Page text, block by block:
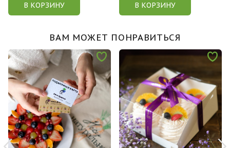
В КОРЗИНУ В КОРЗИНУ
ВАМ МОЖЕТ ПОНРАВИТЬСЯ